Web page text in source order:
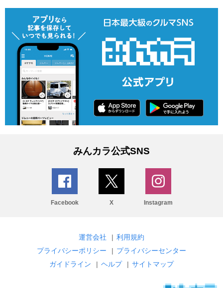
みんカラ公式SNS
Facebook X Instagram
運営会社 | 利用規約
プライバシーポリシー
| プライバシーセンター
ガイドライン
| ヘルプ | サイトマップ